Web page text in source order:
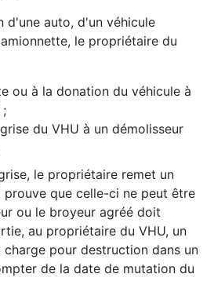
d'une auto, d'un véhicule
le propriétaire du
ou à la donation du véhicule à
;
du VHU à un démolisseur
le propriétaire remet un
que celle-ci ne peut être
ou le broyeur agréé doit
au propriétaire du VHU, un
charge pour destruction dans un
de la date de mutation du